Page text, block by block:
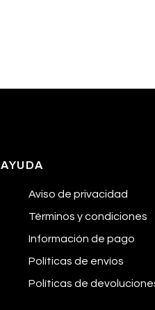
AYUDA
Aviso de privacidad
Términos y condiciones
Información de pago
Políticas de envíos
Políticas de